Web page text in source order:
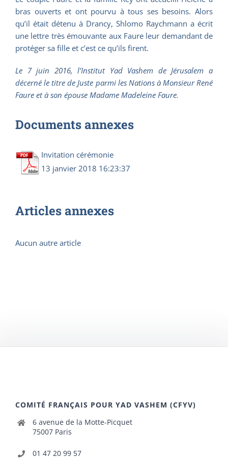
bras ouverts et ont pourvu à tous ses besoins. Alors
qu’il était détenu à Drancy, Shlomo Raychmann a écrit
une lettre très émouvante aux Faure leur demandant de
protéger sa fille et c’est ce qu’ils firent.
Le 7 juin 2016, l’Institut Yad Vashem de Jérusalem a
décerné le titre de Juste parmi les Nations à Monsieur René
Faure et à son épouse Madame Madeleine Faure.
Documents annexes
Invitation cérémonie
13 janvier 2018 16:23:37
Articles annexes
Aucun autre article
COMITÉ FRANÇAIS POUR YAD VASHEM (CFYV)
6 avenue de la Motte-Picquet
75007 Paris
01 47 20 99 57